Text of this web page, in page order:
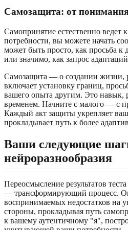
Самозащита: от
Самопринятие естественно ведет
потребности, вы можете начать
может быть просто, как просьба к
или значимо, как запрос
Самозащита — о создании жизни,
включает установку границ,
вашего опыта другим. Это навык,
временем. Начните с малого — с
Каждый акт защиты укрепляет
прокладывает путь к более
Ваши следующие
нейроразнообразия
Переосмысление результатов
— трансформирующий процесс.
воспринимаемых недостатков на
стороны, прокладывая путь
к вашему аутентичному "я",